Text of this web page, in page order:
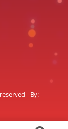
- By: